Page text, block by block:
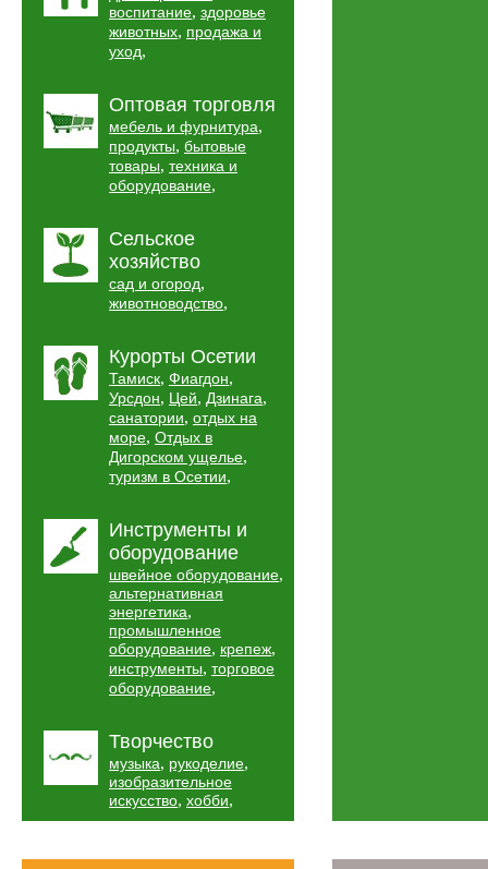
воспитание, здоровье
животных, продажа и
уход,
Оптовая торговля
мебель и фурнитура,
продукты, бытовые
товары, техника и
оборудование,
Сельское
хозяйство
сад и огород,
животноводство,
Курорты Осетии
Тамиск, Фиагдон,
Урсдон, Цей, Дзинага,
санатории, отдых на
море, Отдых в
Дигорском ущелье,
туризм в Осетии,
Инструменты и
оборудование
швейное оборудование,
альтернативная
энергетика,
промышленное
оборудование, крепеж,
инструменты, торговое
оборудование,
Творчество
музыка, рукоделие,
изобразительное
искусство, хобби,